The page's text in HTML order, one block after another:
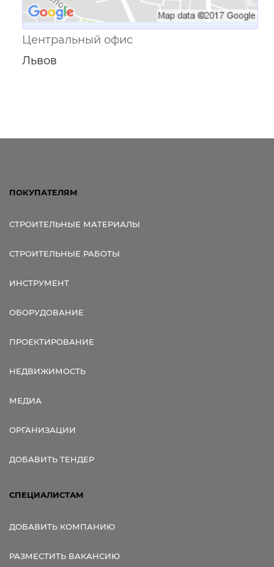
Центральный офис
Львов
ПОКУПАТЕЛЯМ
СТРОИТЕЛЬНЫЕ МАТЕРИАЛЫ
СТРОИТЕЛЬНЫЕ РАБОТЫ
ИНСТРУМЕНТ
ОБОРУДОВАНИЕ
ПРОЕКТИРОВАНИЕ
НЕДВИЖИМОСТЬ
МЕДИА
ОРГАНИЗАЦИИ
ДОБАВИТЬ ТЕНДЕР
СПЕЦИАЛИСТАМ
ДОБАВИТЬ КОМПАНИЮ
РАЗМЕСТИТЬ ВАКАНСИЮ